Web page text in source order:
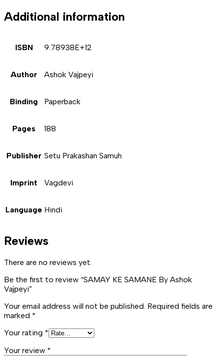
Additional information
ISBN 9.78938E+12
Author Ashok Vajpeyi
Binding Paperback
Pages 188
Publisher Setu Prakashan Samuh
Imprint Vagdevi
Language Hindi
Reviews
There are no reviews yet.
Be the first to review “SAMAY KE SAMANE By Ashok
Vajpeyi”
Your email address will not be published. Required fields are
marked *
Your rating *
Your review *